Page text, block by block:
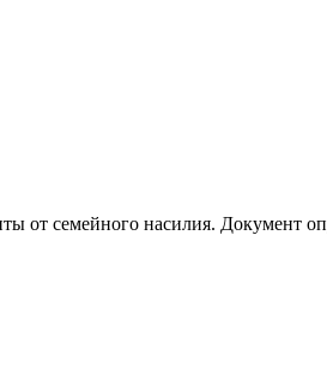
от семейного насилия. Документ